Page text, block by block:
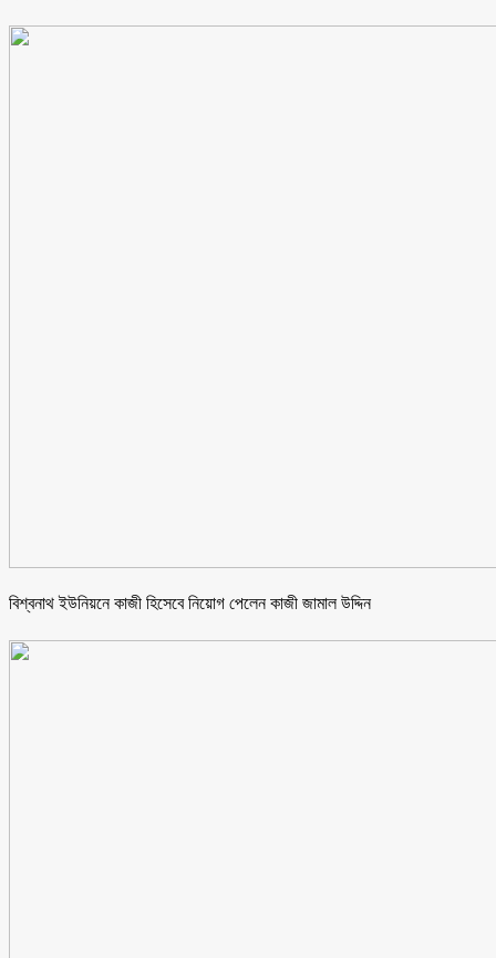
বিশ্বনাথ ইউনিয়নে কাজী হিসেবে নিয়োগ পেলেন কাজী জামাল উদ্দিন